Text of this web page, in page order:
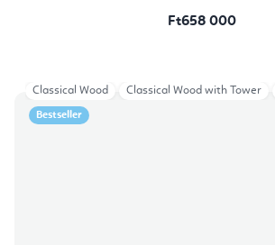
Ft658 000
Bestseller
Classical Wood Classical Wood with Tower